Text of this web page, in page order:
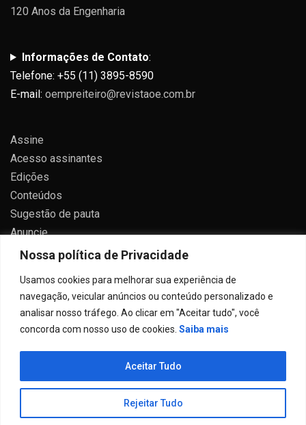
Nossa política de Privacidade
Usamos cookies para melhorar sua experiência de
navegação, veicular anúncios ou conteúdo personalizado e
analisar nosso tráfego. Ao clicar em "Aceitar tudo", você
concorda com nosso uso de cookies. Saiba mais
Rejeitar Tudo
Aceitar Tudo
120 Anos da Engenharia
Informações de Contato:
Telefone: +55 (11) 3895-8590
E-mail: oempreiteiro@revistaoe.com.br
Assine
Acesso assinantes
Edições
Conteúdos
Sugestão de pauta
Anuncie
Contato
Todos direitos reservados 2024.
Proudly powered by WordPress|Theme: Allure News
Candid Themes